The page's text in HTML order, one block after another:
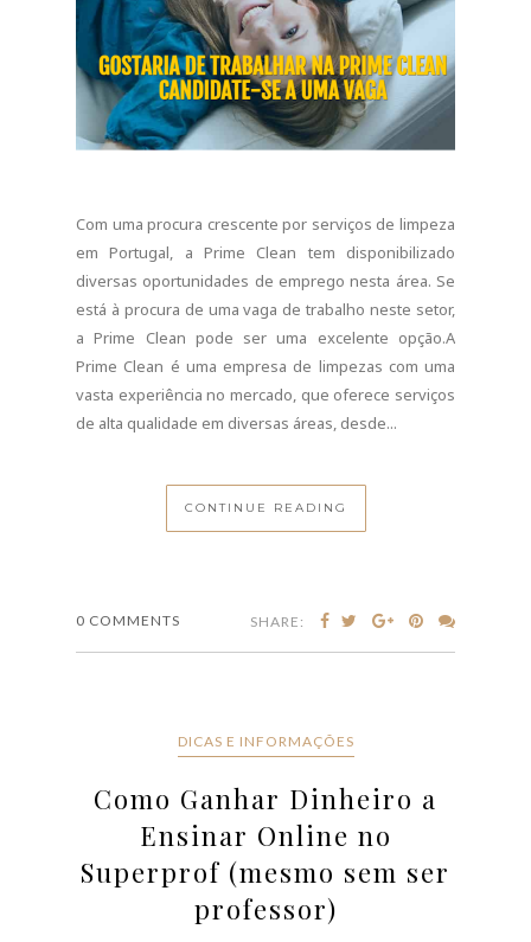
0 COMMENTS SHARE:
DICAS E INFORMAÇÕES
Ensinar Online no
Superprof (mesmo sem ser
professor)
JUNHO 29, 2026
Superprof em Portugal. Crie o seu perfil, defina o
preço e comece a dar explicações online ou
presenciais.Se tem conhecimentos numa área —
seja matemática, línguas, música, informática ou até
habilidades práticas — há uma forma simples de os
transformar em dinheiro: dar aulas particulares
online no Superprof. Hoje em dia, milhares de